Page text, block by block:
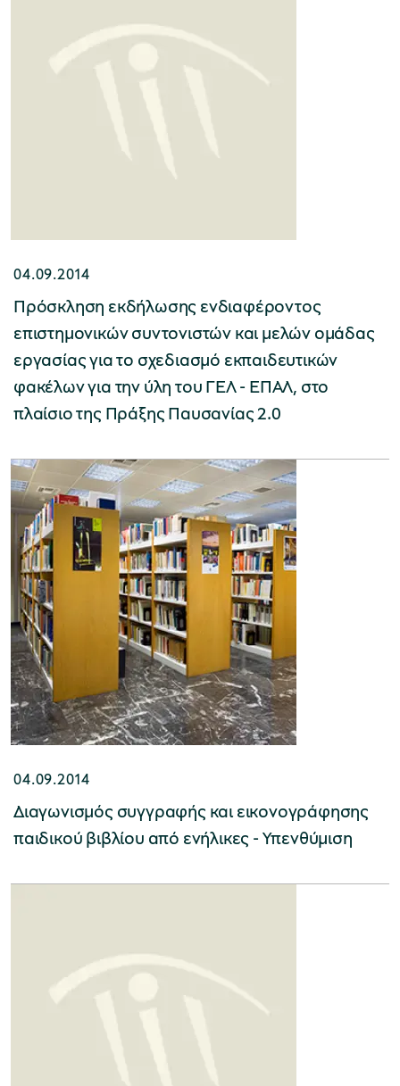
Μουσείο Ελιάς και Ελληνικού Λαδιού
Μουσείο Πλινθοκεραμοποιίας N. & Σ.
Τσαλαπάτα
Μουσείο Μαρμαροτεχνίας
Μουσείο Περιβάλλοντος Στυμφαλίας
Μουσείο Μαστίχας Χίου
ομάδες
προγράμματα
04.09.2014
Πρόσκληση εκδήλωσης ενδιαφέροντος
επιστημονικών συντονιστών και μελών ομάδας
εργασίας για το σχεδιασμό εκπαιδευτικών
φακέλων για την ύλη του ΓΕΛ - ΕΠΑΛ, στο
πλαίσιο της Πράξης Παυσανίας 2.0
04.09.2014
Διαγωνισμός συγγραφής και εικονογράφησης
παιδικού βιβλίου από ενήλικες - Yπενθύμιση